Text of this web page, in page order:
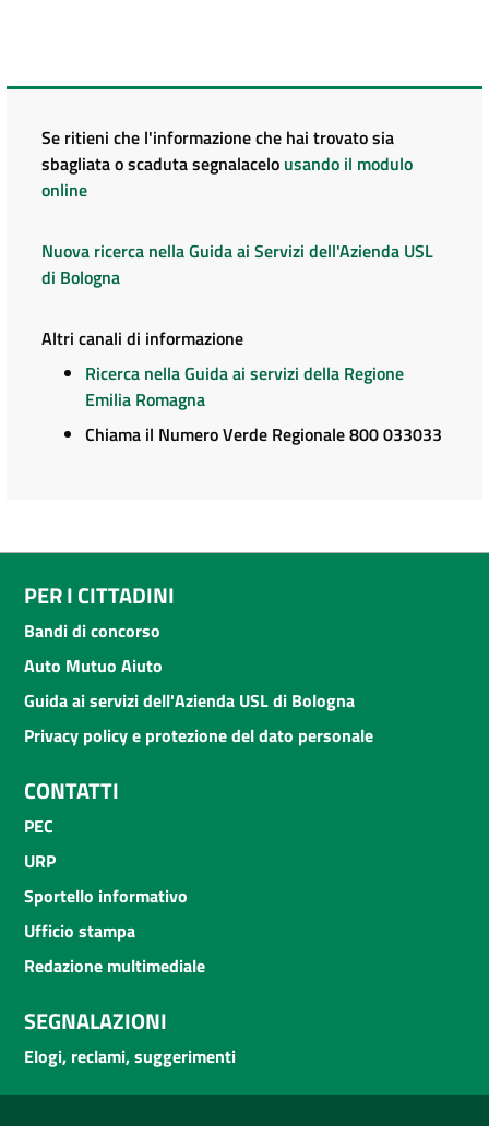
Se ritieni che l'informazione che hai trovato sia
sbagliata o scaduta segnalacelo usando il modulo
online
Nuova ricerca nella Guida ai Servizi dell'Azienda USL
di Bologna
Altri canali di informazione
Ricerca nella Guida ai servizi della Regione
Emilia Romagna
Chiama il Numero Verde Regionale 800 033033
PER I CITTADINI
Bandi di concorso
Auto Mutuo Aiuto
Guida ai servizi dell'Azienda USL di Bologna
Privacy policy e protezione del dato personale
CONTATTI
PEC
URP
Sportello informativo
Ufficio stampa
Redazione multimediale
SEGNALAZIONI
Elogi, reclami, suggerimenti